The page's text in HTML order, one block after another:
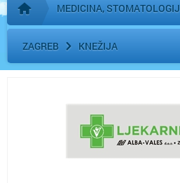
Početna stranica
MEDICINA,
ZAGREB KNEŽIJA